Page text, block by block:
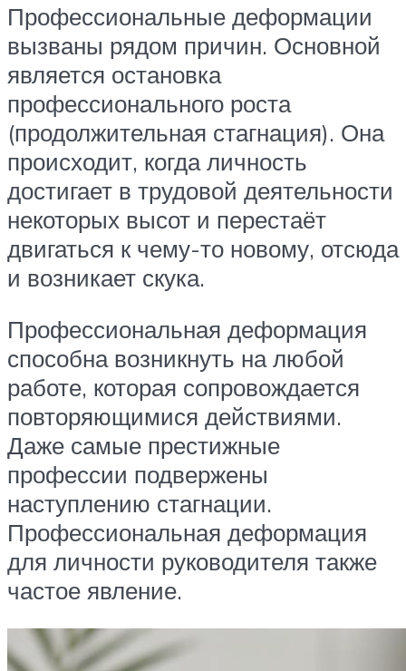
Профессиональные деформации
вызваны рядом причин. Основной
является остановка
профессионального роста
(продолжительная стагнация). Она
происходит, когда личность
достигает в трудовой деятельности
некоторых высот и перестаёт
двигаться к чему-то новому, отсюда
и возникает скука.
Профессиональная деформация
способна возникнуть на любой
работе, которая сопровождается
повторяющимися действиями.
Даже самые престижные
профессии подвержены
наступлению стагнации.
Профессиональная деформация
для личности руководителя также
частое явление.